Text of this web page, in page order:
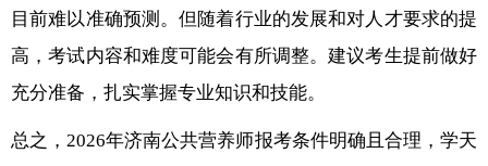
目前难以准确预测。但随着行业的发展和对人才要求的提
高，考试内容和难度可能会有所调整。建议考生提前做好
充分准备，扎实掌握专业知识和技能。
总之，2026年济南公共营养师报考条件明确且合理，学天